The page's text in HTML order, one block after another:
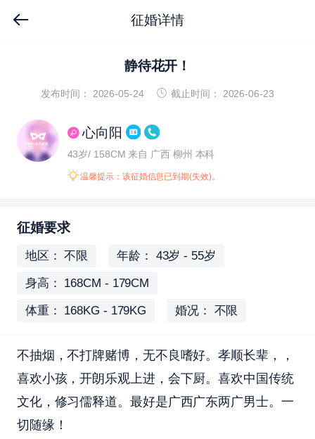
征婚详情
静待花开！
发布时间： 2026-05-24 截止时间： 2026-06-23
心向阳
43岁/ 158CM 来自 广西 柳州 本科
温馨提示：该征婚信息已到期(失效)。
征婚要求
地区： 不限 年龄： 43岁 - 55岁
身高： 168CM - 179CM
体重： 168KG - 179KG 婚况： 不限
不抽烟，不打牌赌博，无不良嗜好。孝顺长辈，，
喜欢小孩，开朗乐观上进，会下厨。喜欢中国传统
文化，修习儒释道。最好是广西广东两广男士。一
切随缘！